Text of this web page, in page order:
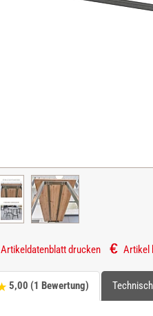
Artikeldatenblatt drucken Artikel
5,00 (1 Bewertung)